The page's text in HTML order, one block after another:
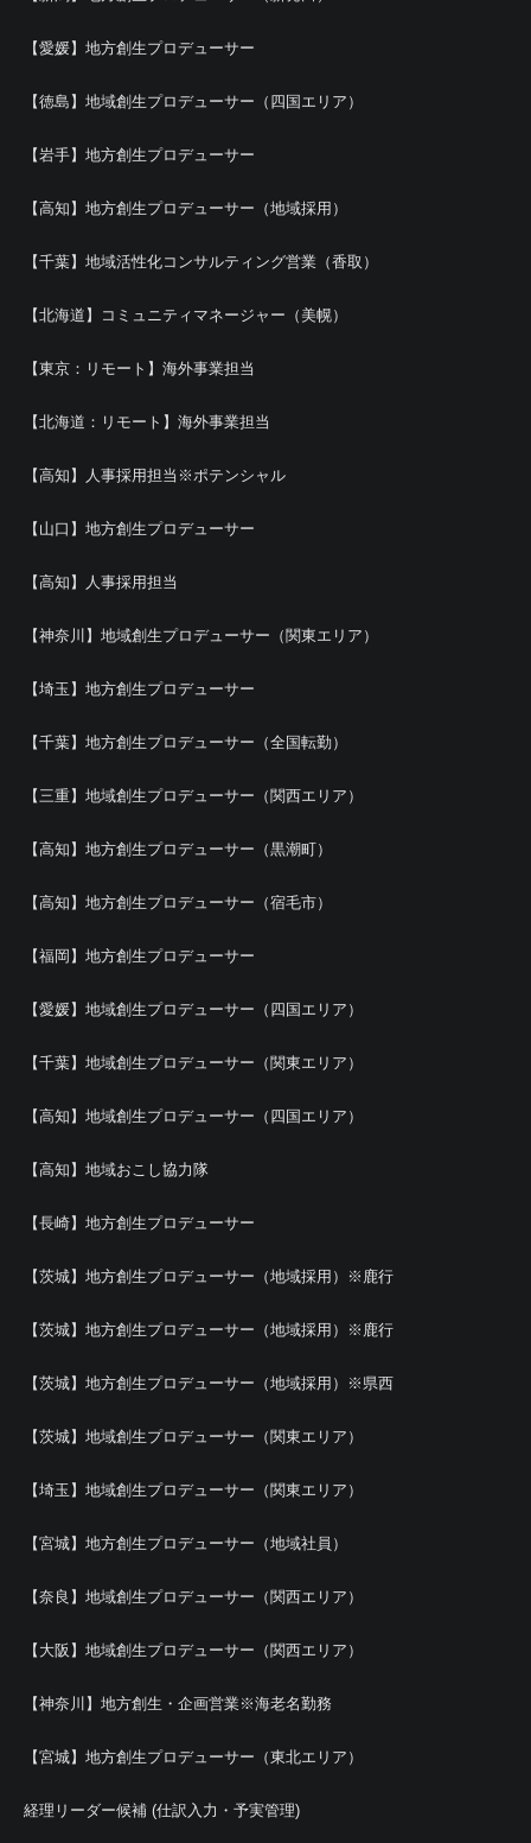
【愛媛】地方創生プロデューサー
【徳島】地域創生プロデューサー（四国エリア）
【岩手】地方創生プロデューサー
【高知】地方創生プロデューサー（地域採用）
【千葉】地域活性化コンサルティング営業（香取）
【北海道】コミュニティマネージャー（美幌）
【東京：リモート】海外事業担当
【北海道：リモート】海外事業担当
【高知】人事採用担当※ポテンシャル
【山口】地方創生プロデューサー
【高知】人事採用担当
【神奈川】地域創生プロデューサー（関東エリア）
【埼玉】地方創生プロデューサー
【千葉】地方創生プロデューサー（全国転勤）
【三重】地域創生プロデューサー（関西エリア）
【高知】地方創生プロデューサー（黒潮町）
【高知】地方創生プロデューサー（宿毛市）
【福岡】地方創生プロデューサー
【愛媛】地域創生プロデューサー（四国エリア）
【千葉】地域創生プロデューサー（関東エリア）
【高知】地域創生プロデューサー（四国エリア）
【高知】地域おこし協力隊
【長崎】地方創生プロデューサー
【茨城】地方創生プロデューサー（地域採用）※鹿行
【茨城】地方創生プロデューサー（地域採用）※鹿行
【茨城】地方創生プロデューサー（地域採用）※県西
【茨城】地域創生プロデューサー（関東エリア）
【埼玉】地域創生プロデューサー（関東エリア）
【宮城】地方創生プロデューサー（地域社員）
【奈良】地域創生プロデューサー（関西エリア）
【大阪】地域創生プロデューサー（関西エリア）
【神奈川】地方創生・企画営業※海老名勤務
【宮城】地方創生プロデューサー（東北エリア）
経理リーダー候補 (仕訳入力・予実管理)